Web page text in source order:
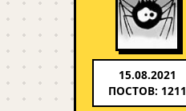
15.08.2021
ПОСТОВ: 1211